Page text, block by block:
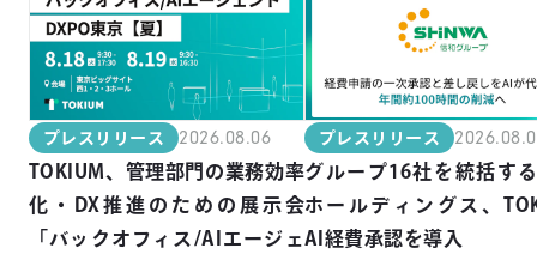
プレスリリース 2026.08.06
TOKIUM、管理部門の業務効率
化・DX推進のための展示会
「バックオフィス/AIエージェ
プレスリリース
グループ16社を統括す
ホールディングス、
AI経費承認を導入